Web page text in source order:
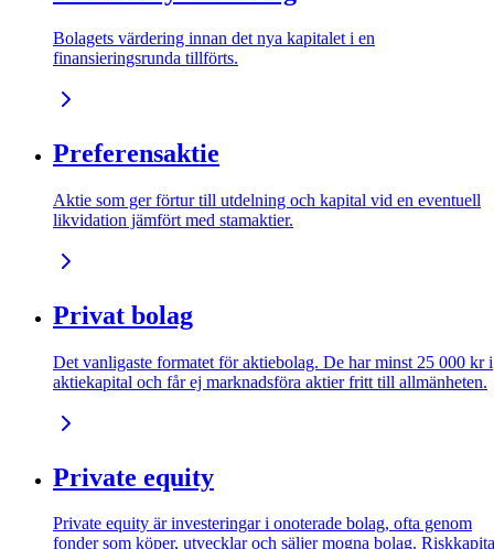
Bolagets värdering innan det nya kapitalet i en
finansieringsrunda tillförts.
Preferensaktie
Aktie som ger förtur till utdelning och kapital vid en eventuell
likvidation jämfört med stamaktier.
Privat bolag
Det vanligaste formatet för aktiebolag. De har minst 25 000 kr i
aktiekapital och får ej marknadsföra aktier fritt till allmänheten.
Private equity
Private equity är investeringar i onoterade bolag, ofta genom
fonder som köper, utvecklar och säljer mogna bolag.